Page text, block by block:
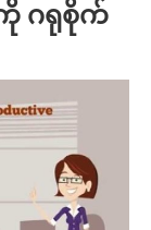
ကို ဂရုစိုက်